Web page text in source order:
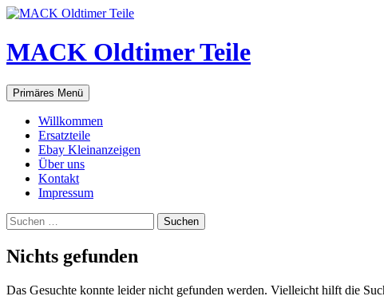
Zum
springen
MACK Oldtimer Teile
Suchen
Primäres Menü
Willkommen
Ersatzteile
Ebay Kleinanzeigen
Über uns
Kontakt
Impressum
Suchen
nach:
Nichts gefunden
Das Gesuchte konnte leider nicht gefunden werden. Vielleicht hilft die